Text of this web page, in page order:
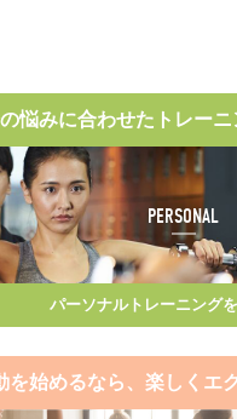
悩みに合わせたトレーニ
PERSONAL
パーソナルトレーニング
を始めるなら、楽しくエ